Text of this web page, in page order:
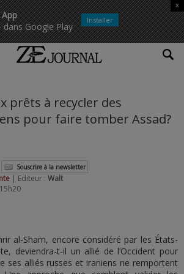
App
dans Google Play
x
Installer
prêts à recycler des
pour faire tomber Assad?
Souscrire à la newsletter
| Editeur : Walt
al-Sham, encore considéré par les États-
deviendra-t-il un allié de l’Occident pour
ses alliés russes et iraniens ne remportent